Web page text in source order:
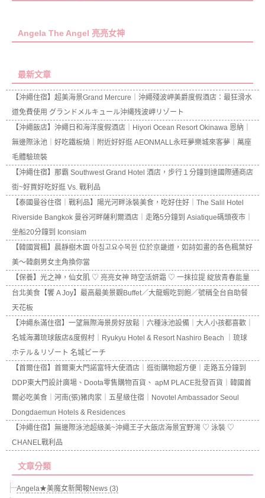
Angela The Angel 亮亮女神
最新文章
【沖繩住宿】超美海景Grand Mercure｜沖繩殘波岬美爵度假酒店：最狂滑水
道免費使用 グランドメルキュール沖縄残波岬リゾート
【沖繩飯店】沖繩日和海洋度假酒店｜Hiyori Ocean Resort Okinawa 恩納｜
無邊際泳池｜好吃鐵板燒｜附近好好逛 AEONMALL永旺夢樂城來客夢｜萬座
毛體驗琉裝
【沖繩住宿】那霸 Southwest Grand Hotel 酒店，步行１分鐘到達國際通商店
街~好買好吃好逛 Vs. 戰利品
【泰國曼谷住宿｜戰利品】陽光河畔泳裝美食，吃好住好｜The Salil Hotel
Riverside Bangkok 曼谷河畔薩利爾酒店｜走路5分鐘到 Asiatique碼頭夜市｜
坐船20分鐘到 Iconsiam
【韓國賞楓】晨靜樹木園 아침고요수목원 位於京畿道，如詩如畫的各色楓葉好
美～韓劇男女主角換你當
【保養】光之神，仙女肌 ♡ 亮亮女神 時空活妍霜 ♡ 一抹拉提 綻放青春能量
台北美食【饗 A Joy】最高最美景觀Buffet／大龍蝦吃到飽／號稱全台自助餐
天花板
【沖繩糸滿住宿】一望無際海景房好放鬆｜六種泳池設備｜大人小孩都喜歡｜
名城海灘琉球飯店&度假村｜Ryukyu Hotel & Resort Nashiro Beach ｜琉球
ホテル＆リゾート 名城ビーチ
【首爾住宿】首爾東大門諾富特大使酒店｜逛街購物超方便｜走路五分鐘到
DDP東大門設計廣場、Doota零售購物百貨、 apM PLACE批發百貨｜韓國首
爾必吃美食｜河南(張)豬肉家｜五星級住宿｜Novotel Ambassador Seoul
Dongdaemun Hotels & Residences
【沖繩住宿】無邊際泳池超級美~沖繩王子大飯店海景宜野灣 ♡ 泳裝 ♡
CHANEL戰利品
文章分類
Angela★美魔女新聞報News (3)